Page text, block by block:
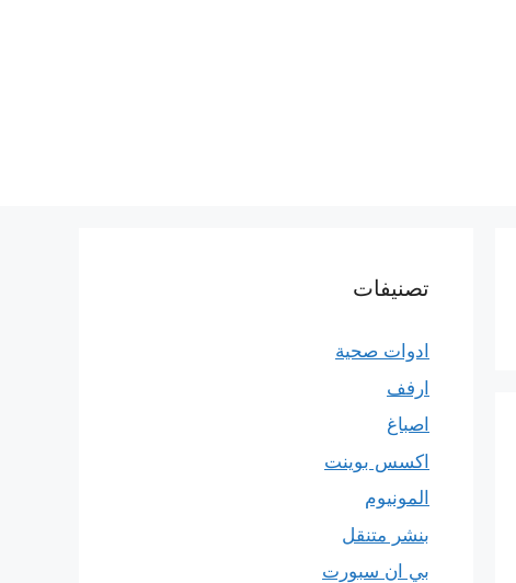
تصنيفات
ادوات صحية
ارفف
اصباغ
اكسس بوينت
المونيوم
بنشر متنقل
بي ان سبورت